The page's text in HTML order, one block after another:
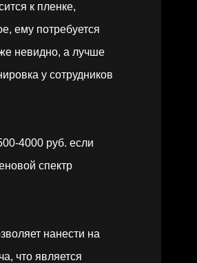
к пленке,
ему потребуется
невидно, а лучше
у сотрудников
4000 руб. если
спектр
нанести на
что является